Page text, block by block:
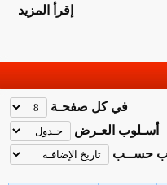
إقرأ المزيد
في كل صفحـة
العـرض
حســب